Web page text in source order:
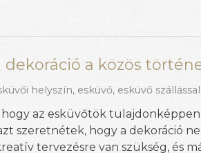
dekoráció a közös
helyszín, esküvő, esküvő szállással
az esküvőtök
szeretnétek, hogy a dekoráció
tervezésre van szükség, és